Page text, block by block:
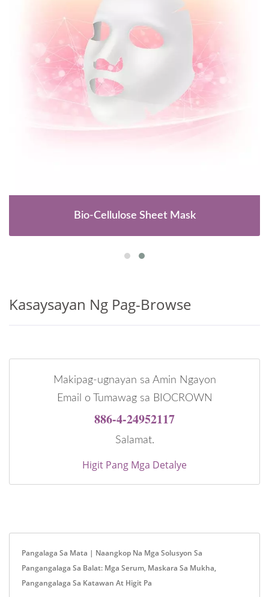
Bio-Cellulose Sheet Mask
Kasaysayan Ng Pag-Browse
Makipag-ugnayan sa Amin Ngayon
Email o Tumawag sa BIOCROWN
886-4-24952117
Salamat.
Higit Pang Mga Detalye
Pangalaga Sa Mata | Naangkop Na Mga Solusyon Sa
Pangangalaga Sa Balat: Mga Serum, Maskara Sa Mukha,
Pangangalaga Sa Katawan At Higit Pa